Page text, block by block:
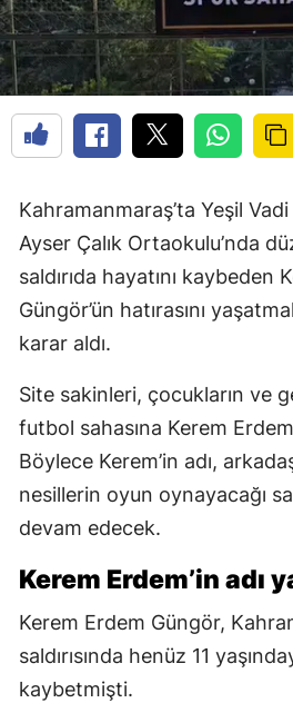
Kahramanmaraş’ta Yeşil
Ayser Çalık Ortaokulu’nda
saldırıda hayatını kaybeden
Güngör’ün hatırasını
karar aldı.
Site sakinleri, çocukların ve
futbol sahasına Kerem
Böylece Kerem’in adı,
nesillerin oyun oynayacağı
devam edecek.
Kerem Erdem’in adı
Kerem Erdem Güngör,
saldırısında henüz 11
kaybetmişti.